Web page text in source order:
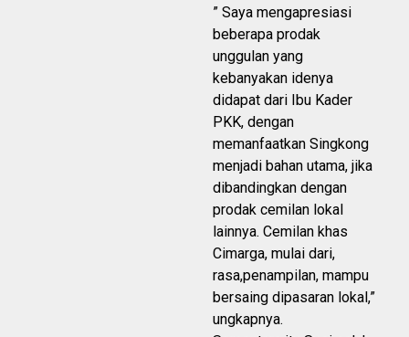
” Saya mengapresiasi
beberapa prodak
unggulan yang
kebanyakan idenya
didapat dari Ibu Kader
PKK, dengan
memanfaatkan Singkong
menjadi bahan utama, jika
dibandingkan dengan
prodak cemilan lokal
lainnya. Cemilan khas
Cimarga, mulai dari,
rasa,penampilan, mampu
bersaing dipasaran lokal,”
ungkapnya.